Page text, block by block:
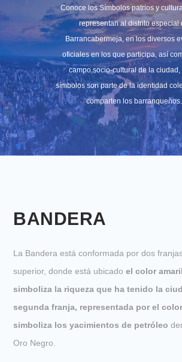
Conoce losSímbolos patrios y
representan al distrito especial
Barrancabermeja, en los diversos
oficiales en los que participa, así
campo socio-cultural de la ciudad,
símbolos son parte de la identidad
comparten los barranqueños.
BANDERA
La Bandera está conformada por dos
superior, donde está ubicadoel color
simboliza la riqueza que ha tenido la
segunda franja, representada por el
simboliza los yacimientosde petróleo
Oro Negro.